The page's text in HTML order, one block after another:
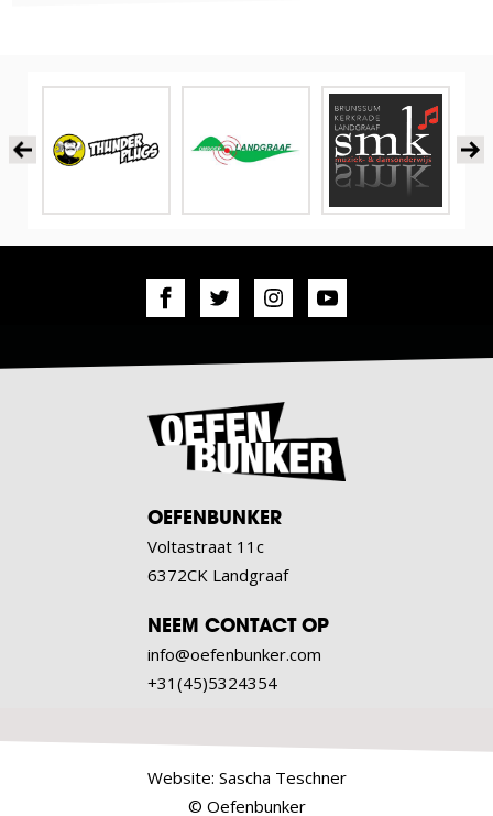
OEFENBUNKER
Voltastraat 11c
6372CK Landgraaf
NEEM CONTACT OP
info@oefenbunker.com
+31(45)5324354
Website: Sascha Teschner
© Oefenbunker